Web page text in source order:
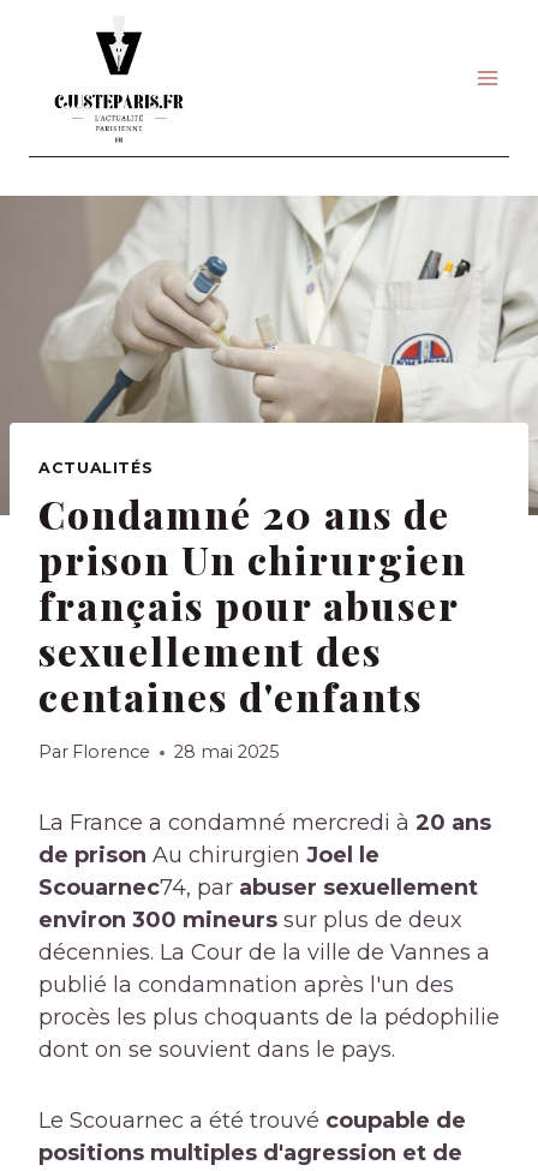
ACTUALITÉS
Condamné 20 ans de
prison Un chirurgien
français pour abuser
sexuellement des
centaines d'enfants
Par Florence 28 mai 2025
La France a condamné mercredi à 20 ans
de prison Au chirurgien Joel le
Scouarnec74, par abuser sexuellement
environ 300 mineurs sur plus de deux
décennies. La Cour de la ville de Vannes a
publié la condamnation après l'un des
procès les plus choquants de la pédophilie
dont on se souvient dans le pays.
Le Scouarnec a été trouvé coupable de
positions multiples d'agression et de